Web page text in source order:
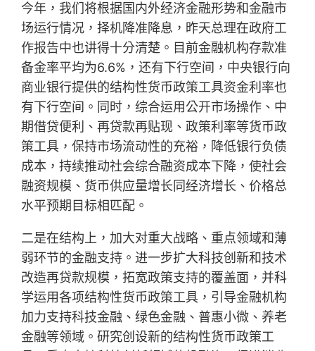
今年，我们将根据国内外经济金融形势和金融市
场运行情况，择机降准降息，昨天总理在政府工
作报告中也讲得十分清楚。目前金融机构存款准
备金率平均为6.6%，还有下行空间，中央银行向
商业银行提供的结构性货币政策工具资金利率也
有下行空间。同时，综合运用公开市场操作、中
期借贷便利、再贷款再贴现、政策利率等货币政
策工具，保持市场流动性的充裕，降低银行负债
成本，持续推动社会综合融资成本下降，使社会
融资规模、货币供应量增长同经济增长、价格总
水平预期目标相匹配。
二是在结构上，加大对重大战略、重点领域和薄
弱环节的金融支持。进一步扩大科技创新和技术
改造再贷款规模，拓宽政策支持的覆盖面，并科
学运用各项结构性货币政策工具，引导金融机构
加力支持科技金融、绿色金融、普惠小微、养老
金融等领域。研究创设新的结构性货币政策工